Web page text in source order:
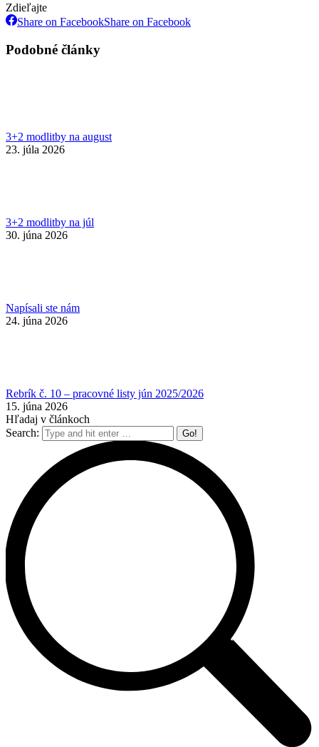
Zdieľajte
Share on FacebookShare on Facebook
Podobné články
3+2 modlitby na august
23. júla 2026
3+2 modlitby na júl
30. júna 2026
Napísali ste nám
24. júna 2026
Rebrík č. 10 – pracovné listy jún 2025/2026
15. júna 2026
Hľadaj v článkoch
Search: